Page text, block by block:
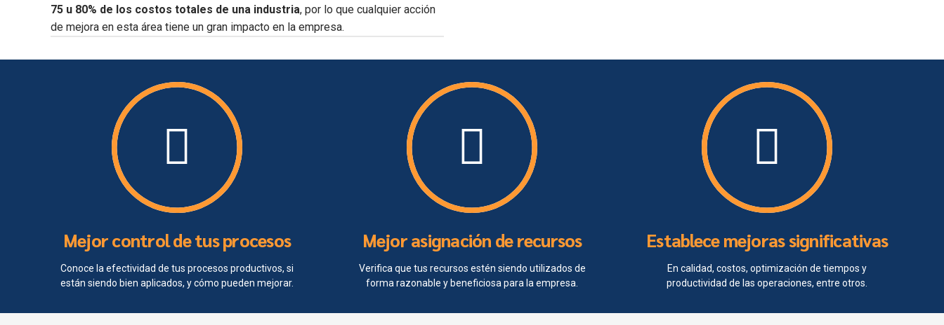
75 u 80% de los costos totales de una industria, por lo que cualquier acción
de mejora en esta área tiene un gran impacto en la empresa.
Mejor control de tus procesos
Conoce la efectividad de tus procesos productivos, si
están siendo bien aplicados, y cómo pueden mejorar.
Mejor asignación de recursos
Verifica que tus recursos estén siendo utilizados de
forma razonable y beneficiosa para la empresa.
Establece mejoras significativas
En calidad, costos, optimización de tiempos y
productividad de las operaciones, entre otros.